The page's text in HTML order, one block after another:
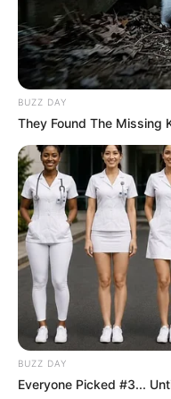
túlzásba esett.
BUZZ DAY
They Found The Missing
BUZZ DAY
Everyone Picked #3...